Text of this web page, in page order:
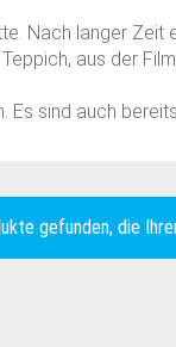
Nach langer
aus der
sind auch
gefunden, die